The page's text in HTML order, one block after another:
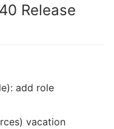
Release
add role
vacation